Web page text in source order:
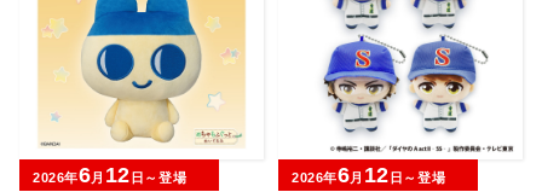
2026年6月 12 日～登場 2026年6月 12 日～登場